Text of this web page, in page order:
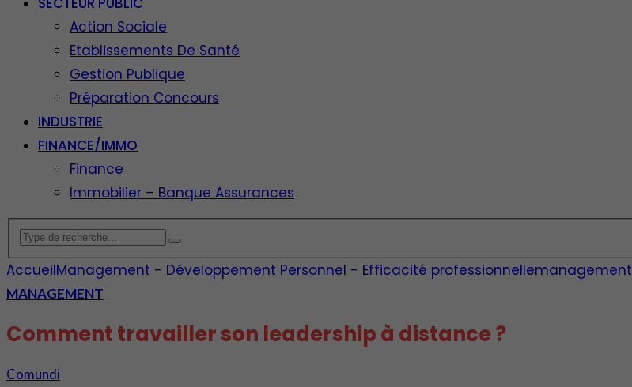
Action Sociale
Etablissements De Santé
Gestion Publique
Préparation Concours
INDUSTRIE
FINANCE/IMMO
Finance
Immobilier – Banque Assurances
AccueilManagement - Développement Personnel - Efficacité professionnellemanagement
MANAGEMENT
Comment travailler son leadership à distance ?
Comundi